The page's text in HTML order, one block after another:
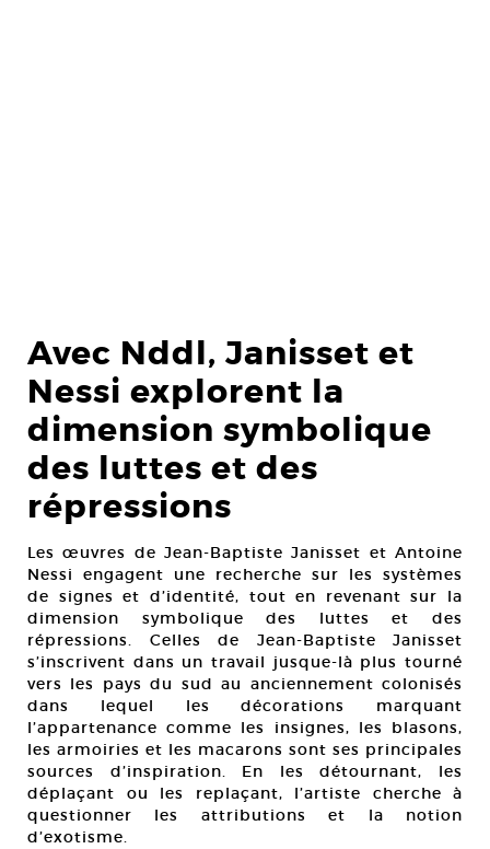
Avec Nddl, Janisset et
Nessi explorent la
dimension symbolique
des luttes et des
répressions
Les œuvres de Jean-Baptiste Janisset et Antoine
Nessi engagent une recherche sur les systèmes
de signes et d’identité, tout en revenant sur la
dimension symbolique des luttes et des
répressions. Celles de Jean-Baptiste Janisset
s’inscrivent dans un travail jusque-là plus tourné
vers les pays du sud au anciennement colonisés
dans lequel les décorations marquant
l’appartenance comme les insignes, les blasons,
les armoiries et les macarons sont ses principales
sources d’inspiration. En les détournant, les
déplaçant ou les replaçant, l’artiste cherche à
questionner les attributions et la notion
d’exotisme.